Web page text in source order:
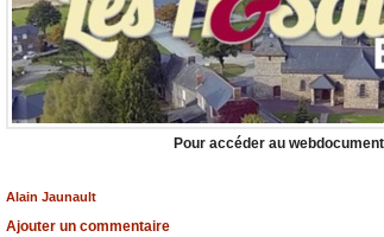
Pour accéder au
Alain Jaunault
Ajouter un commentaire